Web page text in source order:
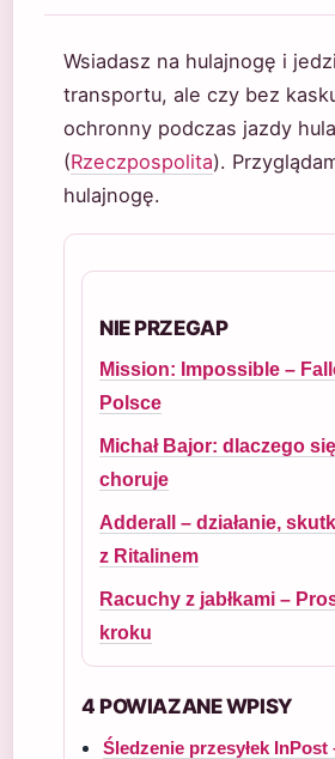
Wsiadasz na hulajnogę i
transportu, ale czy bez
ochronny podczas jazdy
(Rzeczpospolita).
hulajnogę.
NIE PRZEGAP
Mission: Impossible –
Polsce
Michał Bajor: dlaczego
choruje
Adderall – działanie,
z Ritalinem
Racuchy z jabłkami –
kroku
4 POWIAZANE WPISY
Śledzenie przesyłek